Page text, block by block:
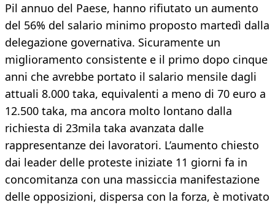
Pil annuo del Paese, hanno rifiutato un aumento
del 56% del salario minimo proposto martedì dalla
delegazione governativa. Sicuramente un
miglioramento consistente e il primo dopo cinque
anni che avrebbe portato il salario mensile dagli
attuali 8.000 taka, equivalenti a meno di 70 euro a
12.500 taka, ma ancora molto lontano dalla
richiesta di 23mila taka avanzata dalle
rappresentanze dei lavoratori. L’aumento chiesto
dai leader delle proteste iniziate 11 giorni fa in
concomitanza con una massiccia manifestazione
delle opposizioni, dispersa con la forza, è motivato